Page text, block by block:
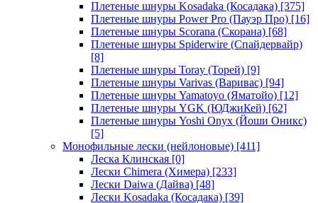
Плетеные шнуры Kosadaka (Косадака) [375]
Плетеные шнуры Power Pro (Пауэр Про) [16]
Плетеные шнуры Scorana (Скорана) [68]
Плетеные шнуры Spiderwire (Спайдервайр)
[8]
Плетеные шнуры Toray (Торей) [9]
Плетеные шнуры Varivas (Варивас) [94]
Плетеные шнуры Yamatoyo (Яматойо) [12]
Плетеные шнуры YGK (ЮДжиКей) [62]
Плетеные шнуры Yoshi Onyx (Йоши Оникс)
[5]
Монофильные лески (нейлоновые) [411]
Леска Клинская [0]
Лески Chimera (Химера) [233]
Лески Daiwa (Дайва) [48]
Лески Kosadaka (Косадака) [39]